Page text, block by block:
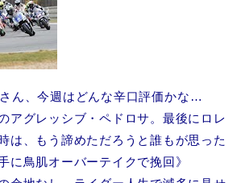
ん、今週はどんな辛口評価かな…
アグレッシブ・ペドロサ。最後にロレ
は、もう諦めただろうと誰もが思った
に鳥肌オーバーテイクで挽回》